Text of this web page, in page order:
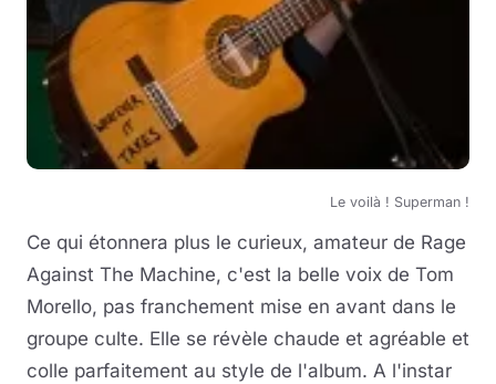
Le voilà ! Superman !
Ce qui étonnera plus le curieux, amateur de Rage
Against The Machine, c'est la belle voix de Tom
Morello, pas franchement mise en avant dans le
groupe culte. Elle se révèle chaude et agréable et
colle parfaitement au style de l'album. A l'instar